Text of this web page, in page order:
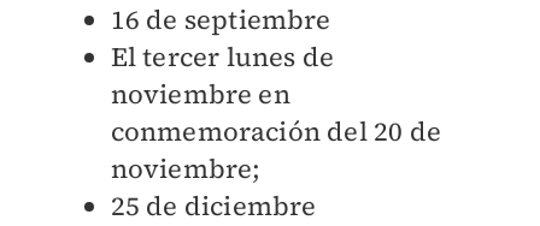
16 de septiembre
El tercer lunes de
noviembre en
conmemoración del 20 de
noviembre;
25 de diciembre